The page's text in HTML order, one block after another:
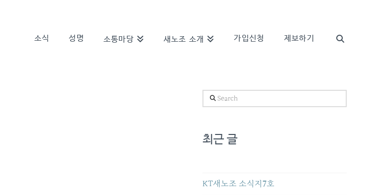
소식 성명 소통마당 새노조 소개 가입신청 제보하기
Search
최근 글
KT새노조 소식지7호